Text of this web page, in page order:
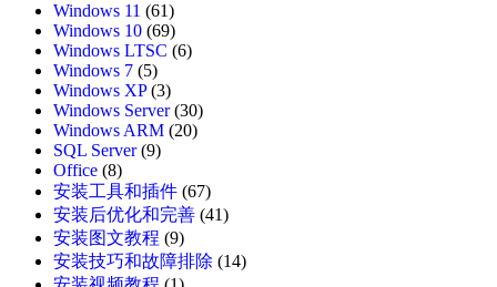
Windows 11 (61)
Windows 10 (69)
Windows LTSC (6)
Windows 7 (5)
Windows XP(3)
Windows Server(30)
Windows ARM (20)
SQL Server(9)
Office (8)
安装工具和插件 (67)
安装后优化和完善 (41)
安装图文教程 (9)
安装技巧和故障排除 (14)